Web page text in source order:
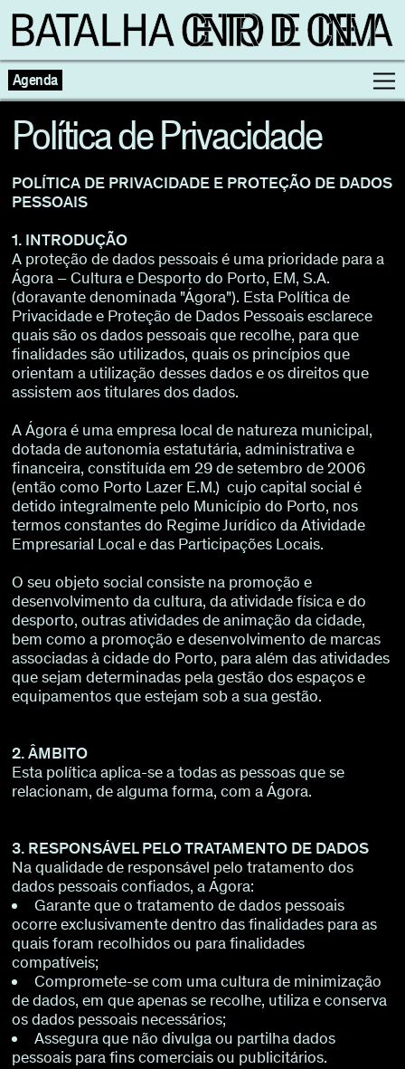
Agenda
Famílias
Cinema ao Redor
Escolas
Editorial
Sobre
Torna-te BFF
Política de Privacidade
POLÍTICA DE PRIVACIDADE E PROTEÇÃO DE DADOS
PESSOAIS
1. INTRODUÇÃO
A proteção de dados pessoais é uma prioridade para a
Ágora – Cultura e Desporto do Porto, EM, S.A.
(doravante denominada "Ágora"). Esta Política de
Privacidade e Proteção de Dados Pessoais esclarece
quais são os dados pessoais que recolhe, para que
finalidades são utilizados, quais os princípios que
orientam a utilização desses dados e os direitos que
assistem aos titulares dos dados.
A Ágora é uma empresa local de natureza municipal,
dotada de autonomia estatutária, administrativa e
financeira, constituída em 29 de setembro de 2006
(então como Porto Lazer E.M.) cujo capital social é
detido integralmente pelo Município do Porto, nos
termos constantes do Regime Jurídico da Atividade
Empresarial Local e das Participações Locais.
O seu objeto social consiste na promoção e
desenvolvimento da cultura, da atividade física e do
desporto, outras atividades de animação da cidade,
bem como a promoção e desenvolvimento de marcas
associadas à cidade do Porto, para além das atividades
que sejam determinadas pela gestão dos espaços e
equipamentos que estejam sob a sua gestão.
2. ÂMBITO
Esta política aplica-se a todas as pessoas que se
relacionam, de alguma forma, com a Ágora.
3. RESPONSÁVEL PELO TRATAMENTO DE DADOS
Na qualidade de responsável pelo tratamento dos
dados pessoais confiados, a Ágora:
Garante que o tratamento de dados pessoais
ocorre exclusivamente dentro das finalidades para as
quais foram recolhidos ou para finalidades
compatíveis;
Compromete-se com uma cultura de minimização
de dados, em que apenas se recolhe, utiliza e conserva
os dados pessoais necessários;
Assegura que não divulga ou partilha dados
pessoais para fins comerciais ou publicitários.